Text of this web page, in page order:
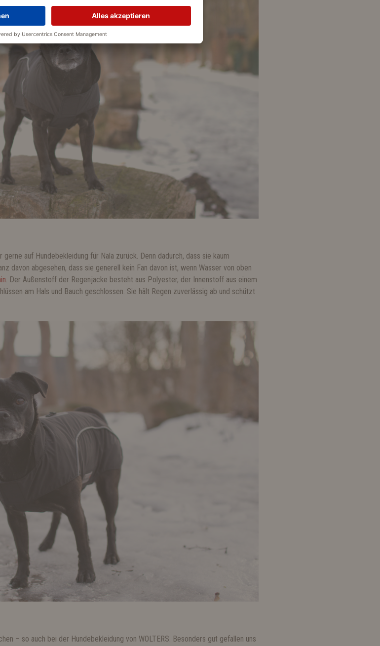
auf Hundebekleidung für Nala zurück. Denn dadurch, dass sie kaum
davon abgesehen, dass sie generell kein Fan davon ist, wenn Wasser von oben
. Der Außenstoff der Regenjacke besteht aus Polyester, der Innenstoff aus einem
am Hals und Bauch geschlossen. Sie hält Regen zuverlässig ab und schützt
– so auch bei der Hundebekleidung von WOLTERS. Besonders gut gefallen uns